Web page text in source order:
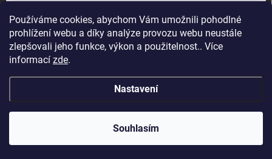
Používáme cookies, abychom Vám umožnili pohodlné
prohlížení webu a díky analýze provozu webu neustále
zlepšovali jeho funkce, výkon a použitelnost.. Více
informací zde.
Nastavení
Souhlasím
Vložením e-mailu souhlasíte spodmínkami ochrany osobních údajů
Přihlásit se
Gravon.cz . Všechna práva vyhrazena.